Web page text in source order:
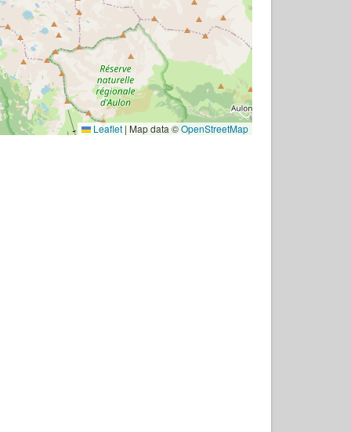
Leaflet | Map data ©OpenStreetMap